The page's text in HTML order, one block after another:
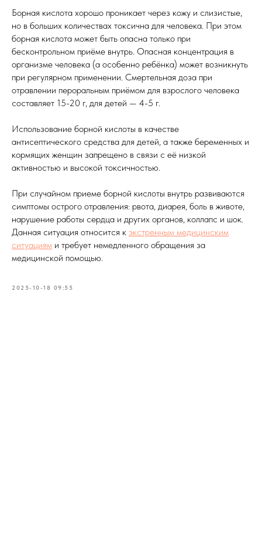
Борная кислота хорошо проникает через кожу и слизистые,
но в больших количествах токсична для человека. При этом
борная кислота может быть опасна только при
бесконтрольном приёме внутрь. Опасная концентрация в
организме человека (а особенно ребёнка) может возникнуть
при регулярном применении. Смертельная доза при
отравлении пероральным приёмом для взрослого человека
составляет 15-20 г, для детей — 4-5 г.
Использование борной кислоты в качестве
антисептического средства для детей, а также беременных и
кормящих женщин запрещено в связи с её низкой
активностью и высокой токсичностью.
При случайном приеме борной кислоты внутрь развиваются
симптомы острого отравления: рвота, диарея, боль в животе,
нарушение работы сердца и других органов, коллапс и шок.
Данная ситуация относится к экстренным медицинским
ситуациям и требует немедленного обращения за
медицинской помощью.
2025-10-18 09:55